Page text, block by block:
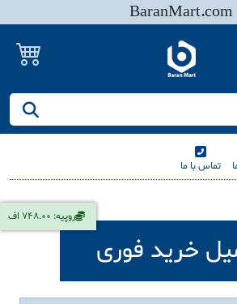
BaranMart.com
تماس با ما
روپیه: 748.00 اف
خرید فوری